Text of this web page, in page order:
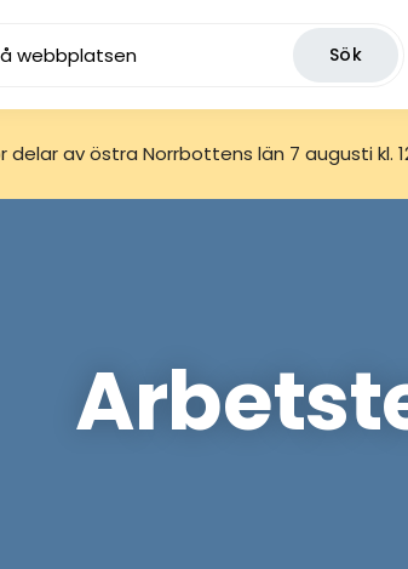
Sök
av östra Norrbottens län 7 augusti kl.